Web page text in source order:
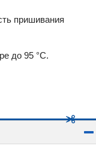
пришивания
до 95 °С.